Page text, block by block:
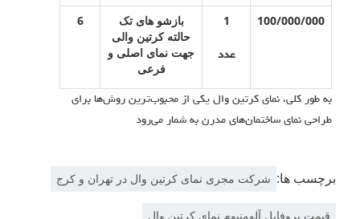
100/000/000
1
عدد
بازشو های تک
حالته کرتین والی
جهت نمای اصلی و
فرعی
6
به طور کلی، نمای کرتین وال یکی از محبوب‌ترین روش‌ها برای
طراحی نمای ساختمان‌های مدرن به شمار می‌رود
برچسب ها: شرکت مجری نمای کرتین وال در تهران و کرج
قیمت پروفایل آلومنیوم نمای کرتین وال